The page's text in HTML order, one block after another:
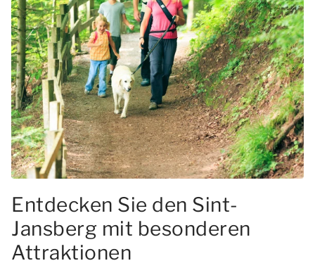
Entdecken Sie den Sint-
Jansberg mit besonderen
Attraktionen